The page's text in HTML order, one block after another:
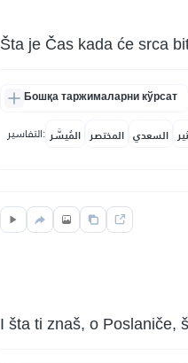
Šta je Čas kada će srca
Бошқа таржималарни кўрсат
التفاسير: المُيسَّر المختصر السعدي
I šta ti znaš, o Poslaniče,